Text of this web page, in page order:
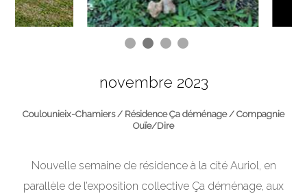
novembre 2023
Coulounieix-Chamiers / Résidence Ça déménage / Compagnie
Ouïe/Dire
Nouvelle semaine de résidence à la cité Auriol, en
parallèle de l’exposition collective Ça déménage, aux